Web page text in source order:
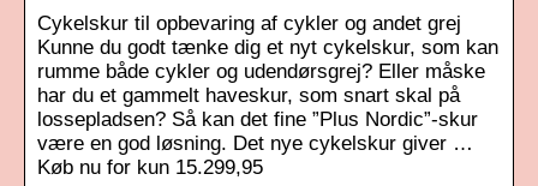
Cykelskur til opbevaring af cykler og andet grej
Kunne du godt tænke dig et nyt cykelskur, som kan
rumme både cykler og udendørsgrej? Eller måske
har du et gammelt haveskur, som snart skal på
lossepladsen? Så kan det fine ”Plus Nordic”-skur
være en god løsning. Det nye cykelskur giver …
Køb nu for kun 15.299,95